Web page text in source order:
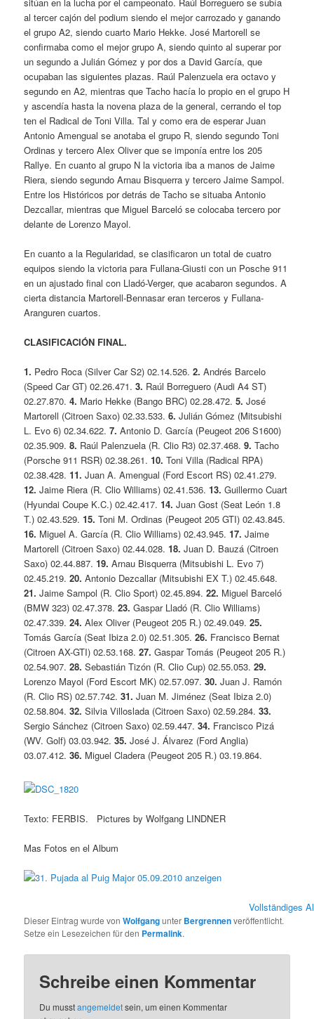
al tercer cajón del podium siendo el mejor carrozado y ganando
el grupo A2, siendo cuarto Mario Hekke. José Martorell se
confirmaba como el mejor grupo A, siendo quinto al superar por
un segundo a Julián Gómez y por dos a David García, que
ocupaban las siguientes plazas. Raúl Palenzuela era octavo y
segundo en A2, mientras que Tacho hacía lo propio en el grupo H
y ascendía hasta la novena plaza de la general, cerrando el top
ten el Radical de Toni Villa. Tal y como era de esperar Juan
Antonio Amengual se anotaba el grupo R, siendo segundo Toni
Ordinas y tercero Alex Oliver que se imponía entre los 205
Rallye. En cuanto al grupo N la victoria iba a manos de Jaime
Riera, siendo segundo Arnau Bisquerra y tercero Jaime Sampol.
Entre los Históricos por detrás de Tacho se situaba Antonio
Dezcallar, mientras que Miguel Barceló se colocaba tercero por
delante de Lorenzo Mayol.
En cuanto a la Regularidad, se clasificaron un total de cuatro
equipos siendo la victoria para Fullana-Giusti con un Posche 911
en un ajustado final con Lladó-Verger, que acabaron segundos. A
cierta distancia Martorell-Bennasar eran terceros y Fullana-
Aranguren cuartos.
CLASIFICACIÓN FINAL.
1. Pedro Roca (Silver Car S2) 02.14.526.2.Andrés Barcelo
(Speed Car GT) 02.26.471.3. Raúl Borreguero (Audi A4 ST)
02.27.870.4. Mario Hekke (Bango BRC) 02.28.472.5.José
Martorell (Citroen Saxo) 02.33.533.6.Julián Gómez (Mitsubishi
L. Evo 6) 02.34.622.7.Antonio D. García (Peugeot 206 S1600)
02.35.909.8. Raúl Palenzuela (R. Clio R3) 02.37.468.9.Tacho
(Porsche 911 RSR) 02.38.261.10.Toni Villa (Radical RPA)
02.38.428.11.Juan A. Amengual (Ford Escort RS) 02.41.279.
12.Jaime Riera (R. Clio Williams) 02.41.536.13.Guillermo Cuart
(Hyundai Coupe K.C.) 02.42.417.14.Juan Gost (Seat León 1.8
T.) 02.43.529.15.Toni M. Ordinas (Peugeot 205 GTI) 02.43.845.
16. Miguel A. García (R. Clio Williams) 02.43.945.17.Jaime
Martorell (Citroen Saxo) 02.44.028.18.Juan D. Bauzá (Citroen
Saxo) 02.44.887.19.Arnau Bisquerra (Mitsubishi L. Evo 7)
02.45.219.20.Antonio Dezcallar (Mitsubishi EX T.) 02.45.648.
21.Jaime Sampol (R. Clio Sport) 02.45.894.22. Miguel Barceló
(BMW 323) 02.47.378.23.Gaspar Lladó (R. Clio Williams)
02.47.339.24.Alex Oliver (Peugeot 205 R.) 02.49.049.25.
Tomás García (Seat Ibiza 2.0) 02.51.305.26. Francisco Bernat
(Citroen AX-GTI) 02.53.168.27.Gaspar Tomás (Peugeot 205 R.)
02.54.907.28.Sebastián Tizón (R. Clio Cup) 02.55.053.29.
Lorenzo Mayol (Ford Escort MK) 02.57.097.30.Juan J. Ramón
(R. Clio RS) 02.57.742.31.Juan M. Jiménez (Seat Ibiza 2.0)
02.58.804.32.Silvia Villoslada (Citroen Saxo) 02.59.284.33.
Sergio Sánchez (Citroen Saxo) 02.59.447.34. Francisco Pizá
(WV. Golf) 03.03.942.35.José J. Álvarez (Ford Anglia)
03.07.412.36. Miguel Cladera (Peugeot 205 R.) 03.19.864.
Texto: FERBIS. Pictures by Wolfgang LINDNER
Mas Fotos en el Album
Vollständiges
Dieser Eintrag wurde vonWolfgangunter Bergrennenveröffentlicht.
Setze ein Lesezeichen für den Permalink.
Schreibe einen Kommentar
Du musstangemeldetsein, um einen Kommentar